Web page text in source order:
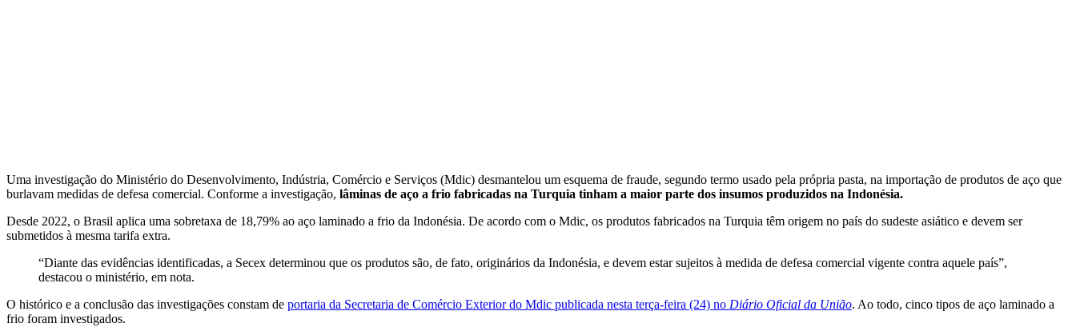
Uma investigação do Ministério do Desenvolvimento, Indústria, Comércio e Serviços (Mdic) desmantelou um esquema de fraude, segundo termo usado pela própria pasta, na importação de produtos de aço que
burlavam medidas de defesa comercial. Conforme a investigação, lâminas de aço a frio fabricadas na Turquia tinham a maior parte dos insumos produzidos na Indonésia.
Desde 2022, o Brasil aplica uma sobretaxa de 18,79% ao aço laminado a frio da Indonésia. De acordo com o Mdic, os produtos fabricados na Turquia têm origem no país do sudeste asiático e devem ser
submetidos à mesma tarifa extra.
“Diante das evidências identificadas, a Secex determinou que os produtos são, de fato, originários da Indonésia, e devem estar sujeitos à medida de defesa comercial vigente contra aquele país”,
destacou o ministério, em nota.
O histórico e a conclusão das investigações constam de portaria da Secretaria de Comércio Exterior do Mdic publicada nesta terça-feira (24) no Diário Oficial da União. Ao todo, cinco tipos de aço laminado a
frio foram investigados.